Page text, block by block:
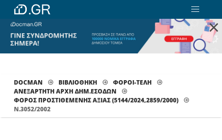
×
DOCMAN ΒΙΒΛΙΟΘΗΚΗ
ΦΟΡΟΙ-ΤΕΛΗ
ΑΝΕΞΑΡΤΗΤΗ ΑΡΧΗ ΔΗΜ.ΕΣΟΔΩΝ
ΦΌΡΟΣ ΠΡΟΣΤΙΘΈΜΕΝΗΣ ΑΞΊΑΣ (5144/2024,2859/2000)
Ν.3052/2002